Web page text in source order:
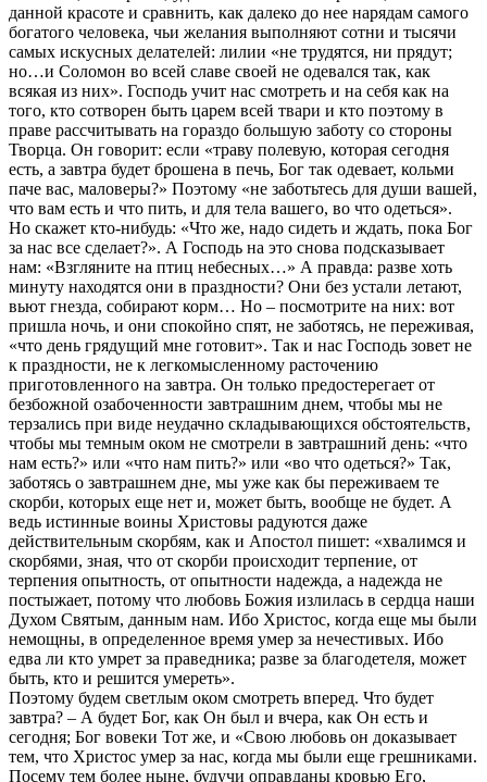
данной красоте и сравнить, как далеко до нее нарядам самого
богатого человека, чьи желания выполняют сотни и тысячи
самых искусных делателей: лилии «не трудятся, ни прядут;
но…и Соломон во всей славе своей не одевался так, как
всякая из них». Господь учит нас смотреть и на себя как на
того, кто сотворен быть царем всей твари и кто поэтому в
праве рассчитывать на гораздо большую заботу со стороны
Творца. Он говорит: если «траву полевую, которая сегодня
есть, а завтра будет брошена в печь, Бог так одевает, кольми
паче вас, маловеры?» Поэтому «не заботьтесь для души вашей,
что вам есть и что пить, и для тела вашего, во что одеться».
Но скажет кто-нибудь: «Что же, надо сидеть и ждать, пока Бог
за нас все сделает?». А Господь на это снова подсказывает
нам: «Взгляните на птиц небесных…» А правда: разве хоть
минуту находятся они в праздности? Они без устали летают,
вьют гнезда, собирают корм… Но – посмотрите на них: вот
пришла ночь, и они спокойно спят, не заботясь, не переживая,
«что день грядущий мне готовит». Так и нас Господь зовет не
к праздности, не к легкомысленному расточению
приготовленного на завтра. Он только предостерегает от
безбожной озабоченности завтрашним днем, чтобы мы не
терзались при виде неудачно складывающихся обстоятельств,
чтобы мы темным оком не смотрели в завтрашний день: «что
нам есть?» или «что нам пить?» или «во что одеться?» Так,
заботясь о завтрашнем дне, мы уже как бы переживаем те
скорби, которых еще нет и, может быть, вообще не будет. А
ведь истинные воины Христовы радуются даже
действительным скорбям, как и Апостол пишет: «хвалимся и
скорбями, зная, что от скорби происходит терпение, от
терпения опытность, от опытности надежда, а надежда не
постыжает, потому что любовь Божия излилась в сердца наши
Духом Святым, данным нам. Ибо Христос, когда еще мы были
немощны, в определенное время умер за нечестивых. Ибо
едва ли кто умрет за праведника; разве за благодетеля, может
быть, кто и решится умереть».
Поэтому будем светлым оком смотреть вперед. Что будет
завтра? – А будет Бог, как Он был и вчера, как Он есть и
сегодня; Бог вовеки Тот же, и «Свою любовь он доказывает
тем, что Христос умер за нас, когда мы были еще грешниками.
Посему тем более ныне, будучи оправданы кровью Его,